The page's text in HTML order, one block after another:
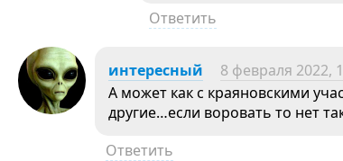
Ответить
интересный 8 февраля 2022,
А может как с краяновскими
другие…если воровать то нет
Ответить